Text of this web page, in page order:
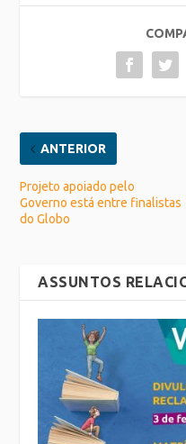
ANTERIOR
Projeto apoiado pelo
Governo está entre finalistas
do Globo
ASSUNTOS